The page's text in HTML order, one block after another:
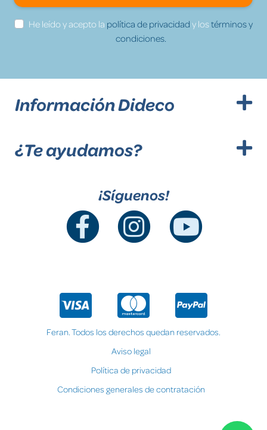
He leído y acepto la política de privacidad y lostérminos y
condiciones.
Información Dideco
¿Te ayudamos?
¡Síguenos!
Feran. Todos los derechos quedan reservados.
Aviso legal
Política de privacidad
Condiciones generales de contratación